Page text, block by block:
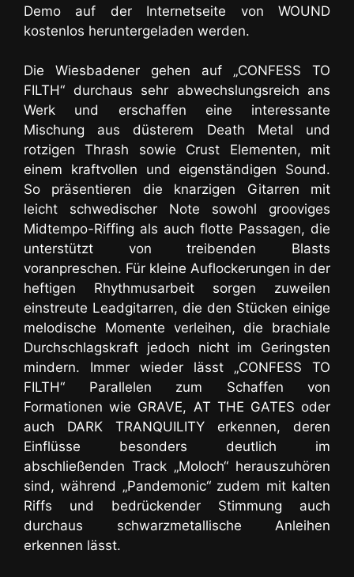
Demo auf der Internetseite von WOUND
kostenlos heruntergeladen werden.
Die Wiesbadener gehen auf „CONFESS TO
FILTH“ durchaus sehr abwechslungsreich ans
Werk und erschaffen eine interessante
Mischung aus düsterem Death Metal und
rotzigen Thrash sowie Crust Elementen, mit
einem kraftvollen und eigenständigen Sound.
So präsentieren die knarzigen Gitarren mit
leicht schwedischer Note sowohl grooviges
Midtempo-Riffing als auch flotte Passagen, die
unterstützt von treibenden Blasts
voranpreschen. Für kleine Auflockerungen in der
heftigen Rhythmusarbeit sorgen zuweilen
einstreute Leadgitarren, die den Stücken einige
melodische Momente verleihen, die brachiale
Durchschlagskraft jedoch nicht im Geringsten
mindern. Immer wieder lässt „CONFESS TO
FILTH“ Parallelen zum Schaffen von
Formationen wie GRAVE, AT THE GATES oder
auch DARK TRANQUILITY erkennen, deren
Einflüsse besonders deutlich im
abschließenden Track „Moloch“ herauszuhören
sind, während „Pandemonic“ zudem mit kalten
Riffs und bedrückender Stimmung auch
durchaus schwarzmetallische Anleihen
erkennen lässt.